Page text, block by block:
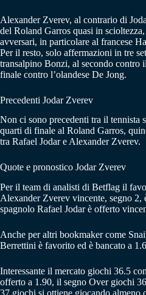
Alexander Zverev, al contrario di
del Roland Garros quasi in
avversari, in particolare al francese
Per il resto, solo affermazioni in tre
transalpino Bonzi, al secondo contro
finale contro l’olandese De Jong.
Precedenti Jodar Zverev
Non ci sono precedenti tra il tennista
quarti di finale al Roland Garros,
tra Rafael Jodar e Alexander Zverev.
Quote e pronostico Jodar Zverev
Per il team di analisti di Betflag il
Alexander Zverev vincente, segno 2,
spagnolo Rafael Jodar è offerto
Anche per altri bookmaker come
Berrettini è favorito ed è bancato a
Interessante il mercato giochi 36.5
offerto a 1.90, il segno Over giochi